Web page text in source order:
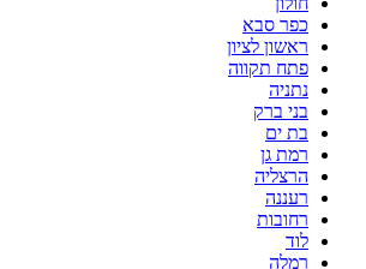
כפר סבא
ראשון לציון
פתח תקווה
נתניה
בני ברק
בת ים
רמת גן
הרצליה
רעננה
רחובות
לוד
רמלה